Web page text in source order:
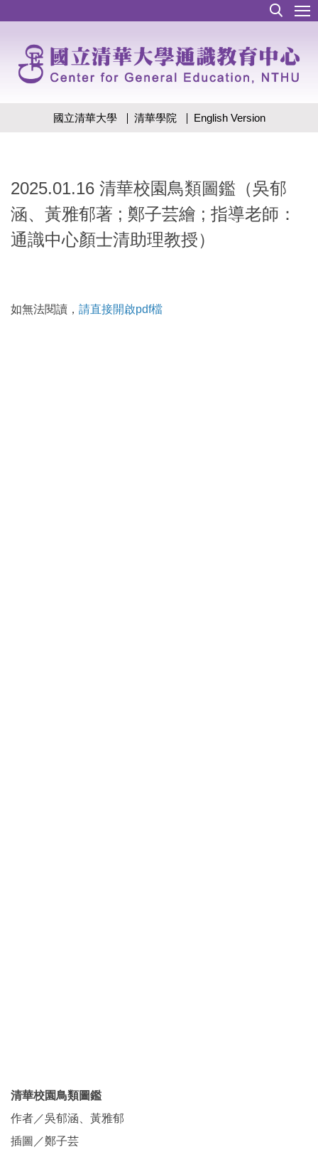
國立清華大學 清華學院 English Version
2025.01.16 清華校園鳥類圖鑑（吳郁
涵、黃雅郁著 ; 鄭子芸繪 ; 指導老師：
通識中心顏士清助理教授）
如無法閱讀， 請直接開啟pdf檔
清華校園鳥類圖鑑
作者／吳郁涵、黃雅郁
插圖／鄭子芸